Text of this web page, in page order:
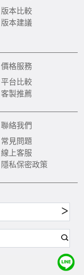
版本比較
版本建議
價格服務
平台比較
客製推薦
聯絡我們
常見問題
線上客服
隱私保密政策